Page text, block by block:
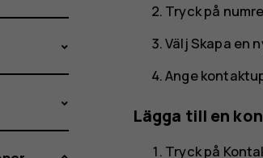
Tryck på
Välj Skapa en
Ange
Lägga till en
Tryck på